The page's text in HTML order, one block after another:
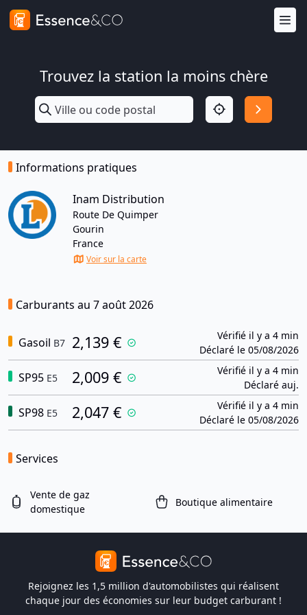
Trouvez la station la moins chère
Informations pratiques
Inam Distribution
Route De Quimper
Gourin
France
Voir sur la carte
Carburants au 7 août 2026
Gasoil B7 2,139 €
Vérifié il y a 4 min
Déclaré le 05/08/2026
SP95 E5 2,009 €
Vérifié il y a 4 min
Déclaré auj.
SP98 E5 2,047 €
Vérifié il y a 4 min
Déclaré le 05/08/2026
Services
Vente de gaz
domestique
Boutique alimentaire
Rejoignez les 1,5 million d'automobilistes qui réalisent
chaque jour des économies sur leur budget carburant !